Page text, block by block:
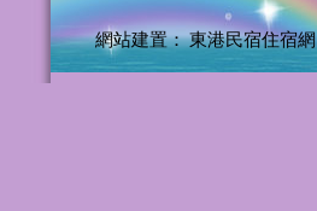
網站建置：東港民宿住宿網